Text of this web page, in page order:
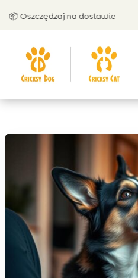
na dostawie